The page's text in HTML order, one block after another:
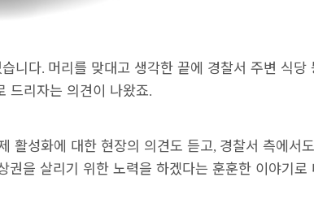
니다. 머리를 맞대고 생각한 끝에 경찰서 주변 식당
드리자는 의견이 나왔죠.
활성화에 대한 현장의 의견도 듣고, 경찰서 측에서
을 살리기 위한 노력을 하겠다는 훈훈한 이야기로